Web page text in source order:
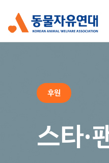
후원
스타·